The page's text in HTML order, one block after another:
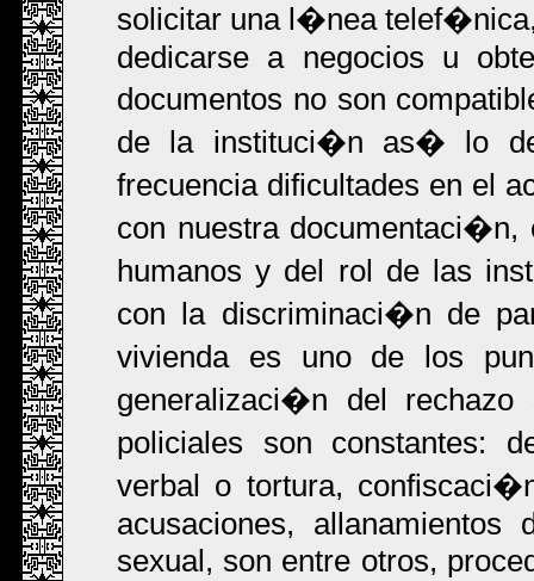
solicitar una l�nea
dedicarse a negocios u
documentos no son
de la instituci�n as� lo
frecuencia dificultades en el
con nuestra documentaci�n,
humanos y del rol de las
con la discriminaci�n de
vivienda es uno de los
generalizaci�n del
policiales son constantes:
verbal o tortura,
acusaciones,
sexual, son entre otros,